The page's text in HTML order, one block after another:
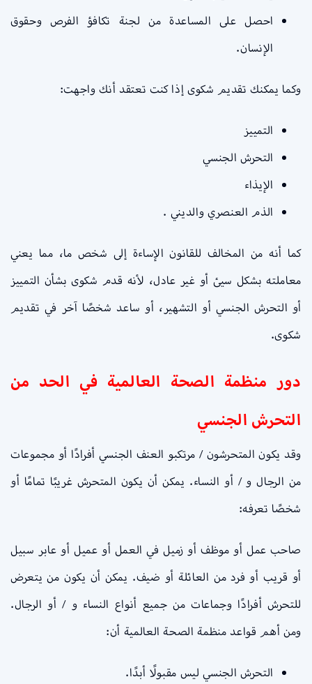
احصل على المساعدة من لجنة تكافؤ الفرص وحقوق
الإنسان.
وكما يمكنك تقديم شكوى إذا كنت تعتقد أنك واجهت:
التمييز
التحرش الجنسي
الإيذاء
الذم العنصري والديني .
كما أنه من المخالف للقانون الإساءة إلى شخص ما، مما يعني
معاملته بشكل سيئ أو غير عادل، لأنه قدم شكوى بشأن التمييز
أو التحرش الجنسي أو التشهير، أو ساعد شخصًا آخر في تقديم
شكوى.
دور منظمة الصحة العالمية في الحد من
التحرش الجنسي
وقد يكون المتحرشون / مرتكبو العنف الجنسي أفرادًا أو مجموعات
من الرجال و / أو النساء. يمكن أن يكون المتحرش غريبًا تمامًا أو
شخصًا تعرفه:
صاحب عمل أو موظف أو زميل في العمل أو عميل أو عابر سبيل
أو قريب أو فرد من العائلة أو ضيف. يمكن أن يكون من يتعرض
للتحرش أفرادًا وجماعات من جميع أنواع النساء و / أو الرجال.
ومن أهم قواعد منظمة الصحة العالمية أن:
التحرش الجنسي ليس مقبولًا أبدًا.